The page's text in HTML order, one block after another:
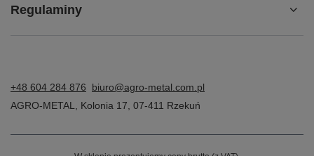
Regulaminy
+48 604 284 876
biuro@agro-metal.com.pl
AGRO-METAL
Kolonia 17 07-411 Rzekuń